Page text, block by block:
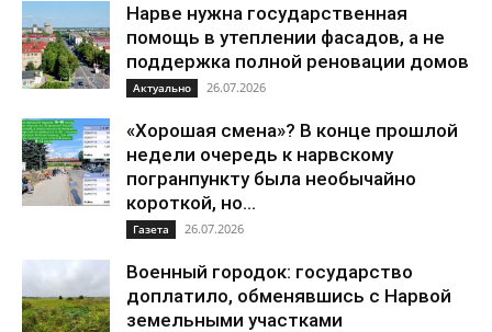
Нарве нужна государственная
помощь в утеплении фасадов, а не
поддержка полной реновации домов
Актуально 26.07.2026
«Хорошая смена»? В конце прошлой
недели очередь к нарвскому
погранпункту была необычайно
короткой, но...
Газета 26.07.2026
Военный городок: государство
доплатило, обменявшись с Нарвой
земельными участками